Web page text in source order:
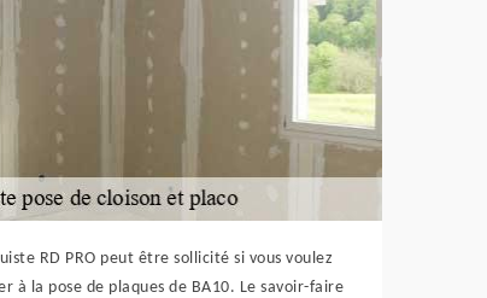
RD PRO peut être sollicité si vous voulez
à la pose de plaques de BA10. Le savoir-faire